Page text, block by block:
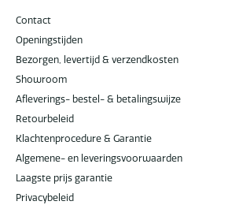
Contact
Openingstijden
Bezorgen, levertijd & verzendkosten
Showroom
Afleverings- bestel- & betalingswijze
Retourbeleid
Klachtenprocedure & Garantie
Algemene- en leveringsvoorwaarden
Laagste prijs garantie
Privacybeleid